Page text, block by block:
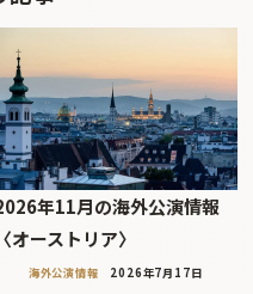
年11月の海外公演情報
〈オーストリア〉
海外公演情報 2026年7月17日